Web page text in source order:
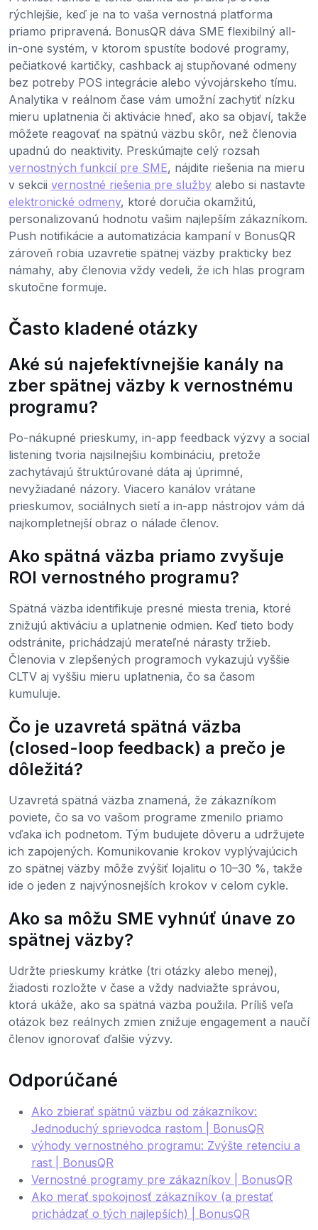
rýchlejšie, keď je na to vaša vernostná platforma
priamo pripravená. BonusQR dáva SME flexibilný all-
in-one systém, v ktorom spustíte bodové programy,
pečiatkové kartičky, cashback aj stupňované odmeny
bez potreby POS integrácie alebo vývojárskeho tímu.
Analytika v reálnom čase vám umožní zachytiť nízku
mieru uplatnenia či aktivácie hneď, ako sa objaví, takže
môžete reagovať na spätnú väzbu skôr, než členovia
upadnú do neaktivity. Preskúmajte celý rozsah
vernostných funkcií pre SME, nájdite riešenia na mieru
v sekcii vernostné riešenia pre služby alebo si nastavte
elektronické odmeny, ktoré doručia okamžitú,
personalizovanú hodnotu vašim najlepším zákazníkom.
Push notifikácie a automatizácia kampaní v BonusQR
zároveň robia uzavretie spätnej väzby prakticky bez
námahy, aby členovia vždy vedeli, že ich hlas program
skutočne formuje.
Často kladené otázky
Aké sú najefektívnejšie kanály na
zber spätnej väzby k vernostnému
programu?
Po-nákupné prieskumy, in-app feedback výzvy a social
listening tvoria najsilnejšiu kombináciu, pretože
zachytávajú štruktúrované dáta aj úprimné,
nevyžiadané názory. Viacero kanálov vrátane
prieskumov, sociálnych sietí a in-app nástrojov vám dá
najkompletnejší obraz o nálade členov.
Ako spätná väzba priamo zvyšuje
ROI vernostného programu?
Spätná väzba identifikuje presné miesta trenia, ktoré
znižujú aktiváciu a uplatnenie odmien. Keď tieto body
odstránite, prichádzajú merateľné nárasty tržieb.
Členovia v zlepšených programoch vykazujú vyššie
CLTV aj vyššiu mieru uplatnenia, čo sa časom
kumuluje.
Čo je uzavretá spätná väzba
(closed-loop feedback) a prečo je
dôležitá?
Uzavretá spätná väzba znamená, že zákazníkom
poviete, čo sa vo vašom programe zmenilo priamo
vďaka ich podnetom. Tým budujete dôveru a udržujete
ich zapojených. Komunikovanie krokov vyplývajúcich
zo spätnej väzby môže zvýšiť lojalitu o 10–30 %, takže
ide o jeden z najvýnosnejších krokov v celom cykle.
Ako sa môžu SME vyhnúť únave zo
spätnej väzby?
Udržte prieskumy krátke (tri otázky alebo menej),
žiadosti rozložte v čase a vždy nadviažte správou,
ktorá ukáže, ako sa spätná väzba použila. Príliš veľa
otázok bez reálnych zmien znižuje engagement a naučí
členov ignorovať ďalšie výzvy.
Odporúčané
Ako zbierať spätnú väzbu od zákazníkov:
Jednoduchý sprievodca rastom | BonusQR
výhody vernostného programu: Zvýšte retenciu a
rast | BonusQR
Vernostné programy pre zákazníkov | BonusQR
Ako merať spokojnosť zákazníkov (a prestať
prichádzať o tých najlepších) | BonusQR